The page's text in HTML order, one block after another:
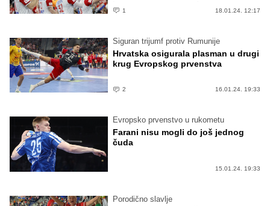
1 18.01.24. 12:17
Siguran trijumf protiv Rumunije
Hrvatska osigurala plasman u drugi
krug Evropskog prvenstva
2 16.01.24. 19:33
Evropsko prvenstvo u rukometu
Farani nisu mogli do još jednog
čuda
15.01.24. 19:33
Porodično slavlje